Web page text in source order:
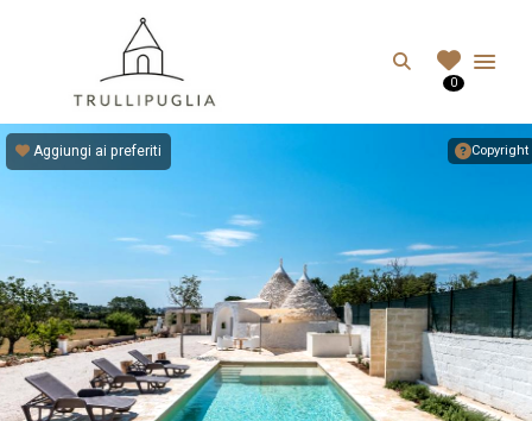
Search
0
Copyright
Aggiungi ai preferiti